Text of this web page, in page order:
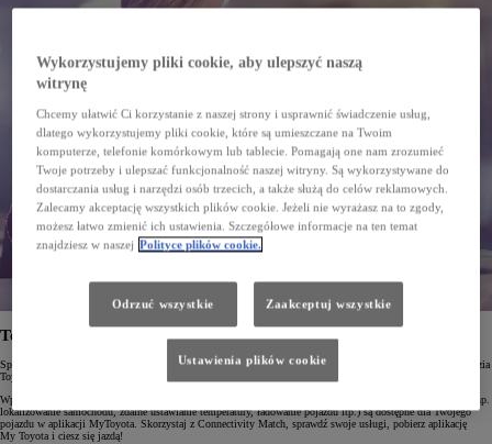
Toyota Connectivity Match
Sprawdź, w jaki sposób możesz w pełni wykorzystać Usługi Connected w Twojej Toyocie za pomocą narzędzia
Toyota Connectivity Match!
Wpisz numer identyfikacyjny Twojego samochodu (VIN) a dowiesz się, które ze zdalnych usług (takich jak np.
lokalizowanie samochodu, zdalne ustawianie temperatury, ładowanie pojazdu itp.) są dostępne dla Twojego
pojazdu w aplikacji MyToyota. Skorzystaj z Connectivity Match, sprawdź swoje usługi, pobierz aplikację
My Toyota i ciesz się jazdą!
Wykorzystujemy pliki cookie, aby ulepszyć naszą
witrynę
Chcemy ułatwić Ci korzystanie z naszej strony i usprawnić świadczenie usług,
dlatego wykorzystujemy pliki cookie, które są umieszczane na Twoim
komputerze, telefonie komórkowym lub tablecie. Pomagają one nam zrozumieć
Twoje potrzeby i ulepszać funkcjonalność naszej witryny. Są wykorzystywane do
dostarczania usług i narzędzi osób trzecich, a także służą do celów reklamowych.
Zalecamy akceptację wszystkich plików cookie. Jeżeli nie wyrażasz na to zgody,
możesz łatwo zmienić ich ustawienia. Szczegółowe informacje na ten temat
znajdziesz w naszej Polityce plików cookie.
Odrzuć wszystkie Zaakceptuj wszystkie
Ustawienia plików cookie